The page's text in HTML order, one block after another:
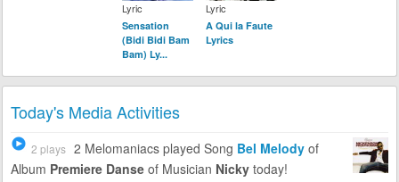
Lyric
Sensation
(Bidi Bidi Bam
Bam) Ly...
Lyric
A Qui la Faute
Lyrics
Today's Media Activities
2 plays 2 Melomaniacs played Song Bel Melodyof
Album Premiere Danseof Musician Nickytoday!